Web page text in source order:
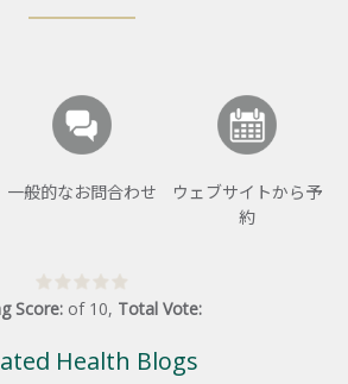
一般的なお問合わせ
ウェブサイトから予
約
Score: of 10, Total Vote:
Health Blogs